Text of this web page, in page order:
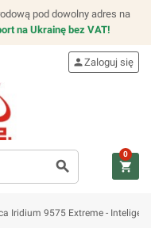
pod dowolny adres na
na Ukrainę bez VAT!
search
personZaloguj się
shopping_cart
0
Iridium 9575 Extreme -